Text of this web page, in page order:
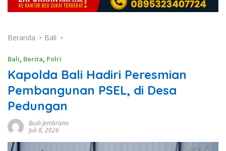
Beranda Bali
Bali, Berita, Polri
Kapolda Bali Hadiri Peresmian
Pembangunan PSEL, di Desa
Pedungan
Budi Jembrana
Juli 8, 2026